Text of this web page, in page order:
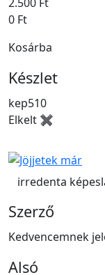
0 Ft
Kosárba
Készlet
kep510
Elkelt ✖
irredenta
Szerző
Kedvencemnek
Alsó